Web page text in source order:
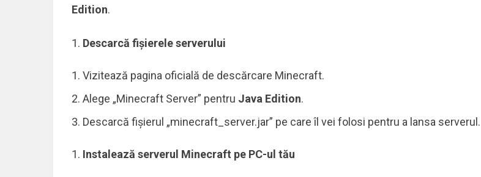
Edition.
Descarcă fișierele serverului
Vizitează pagina oficială de descărcare Minecraft.
Alege „Minecraft Server” pentru Java Edition.
Descarcă fișierul „minecraft_server.jar” pe care îl vei folosi pentru a lansa serverul.
Instalează serverul Minecraft pe PC-ul tău